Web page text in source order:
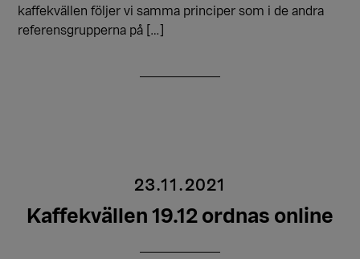
kaffekvällen följer vi samma principer som i de andra
referensgrupperna på […]
23.11.2021
Kaffekvällen 19.12 ordnas online